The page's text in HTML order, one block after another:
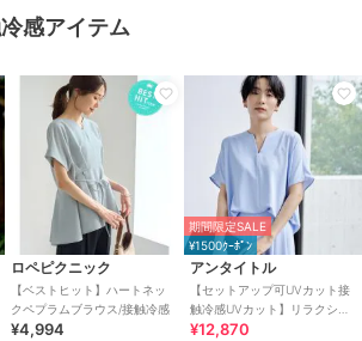
感アイテム
ロペピクニック
【ベストヒット】ハートネッ
クペプラムブラウス/接触冷感
¥4,994
期間限定SALE
¥1500ｸｰﾎﾟﾝ
アンタイトル
【セットアップ可UVカット接
触冷感UVカット】リラクシー
キーVネックブラウス
¥12,870